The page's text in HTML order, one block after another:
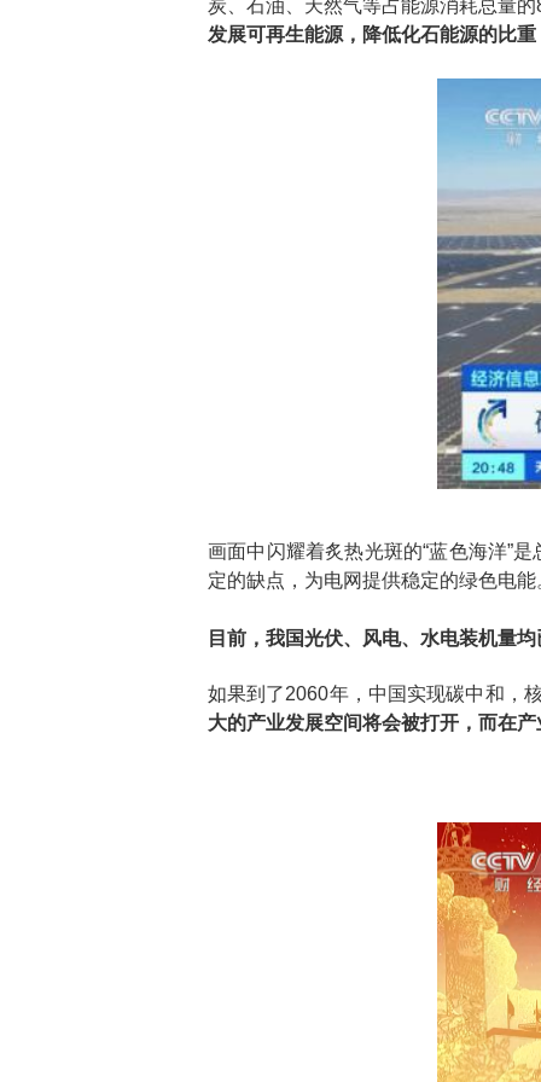
炭、石油、天然气等占能源消耗总量
发展可再生能源，降低化石能源的比
画面中闪耀着炙热光斑的“蓝色海洋”
定的缺点，为电网提供稳定的绿色电能
目前，我国光伏、风电、水电装机量
如果到了2060年，中国实现碳中和，
大的产业发展空间将会被打开，而在